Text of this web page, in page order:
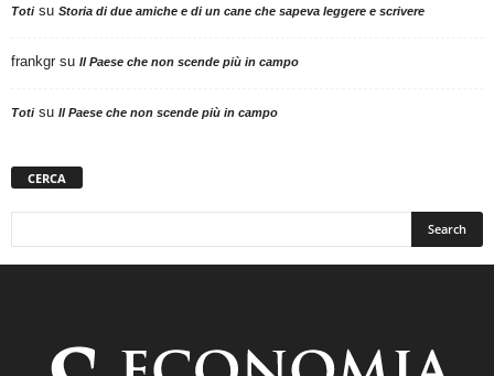
Totisu Storia di due amiche e di un cane che sapeva leggere e scrivere
frankgr su Il Paese che non scende più in campo
Totisu Il Paese che non scende più in campo
CERCA